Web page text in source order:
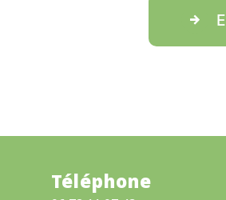
Téléphone